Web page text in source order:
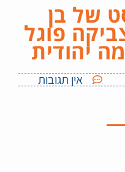
של בן
פוגל
יהודית
אין תגובות